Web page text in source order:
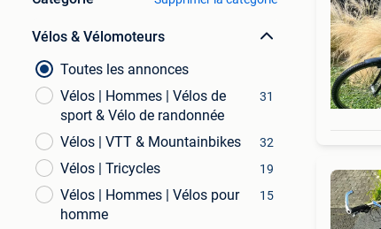
Vélos & Vélomoteurs
Toutes les annonces
Vélos | Hommes | Vélos de
sport & Vélo de randonnée
31
Vélos | VTT & Mountainbikes 32
Vélos | Tricycles 19
Vélos | Hommes | Vélos pour
homme
15